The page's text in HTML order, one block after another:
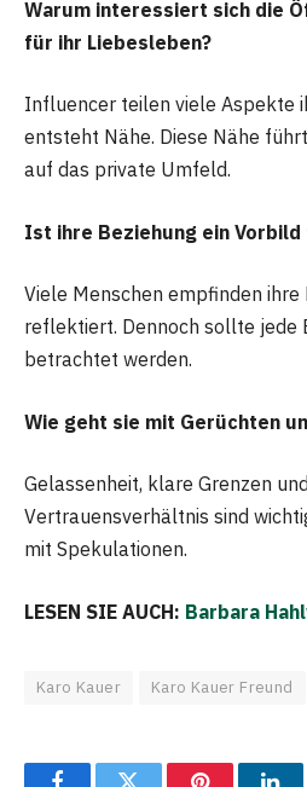
Warum interessiert sich die
für ihr Liebesleben?
Influencer teilen viele Aspekte
entsteht Nähe. Diese Nähe
auf das private Umfeld.
Ist ihre Beziehung ein
Viele Menschen empfinden
reflektiert. Dennoch sollte jede
betrachtet werden.
Wie geht sie mit Gerüchten
Gelassenheit, klare Grenzen
Vertrauensverhältnis sind
mit Spekulationen.
LESEN SIE AUCH: Barbara
Karo Kauer Karo Kauer Freund